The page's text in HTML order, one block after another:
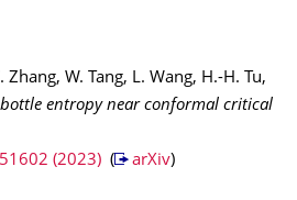
Zhang, W. Tang, L. Wang, H.-H. Tu,
entropy near conformal critical
(2023)( arXiv)